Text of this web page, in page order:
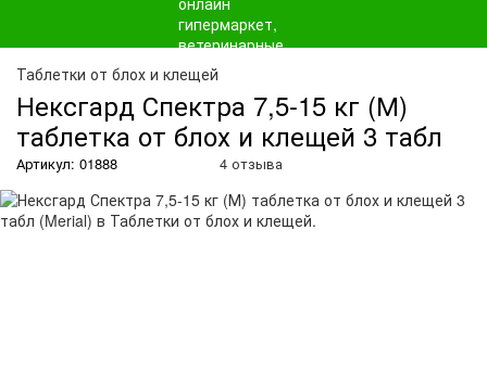
Таблетки от блох и клещей
Нексгард Спектра 7,5-15 кг (М)
таблетка от блох и клещей 3 табл
Артикул: 01888 4 отзыва